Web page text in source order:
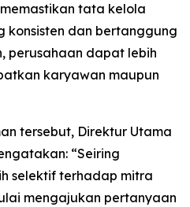
tata kelola
konsisten dan bertanggung
perusahaan dapat lebih
karyawan maupun
tersebut, Direktur Utama
“Seiring
selektif terhadap mitra
mengajukan pertanyaan